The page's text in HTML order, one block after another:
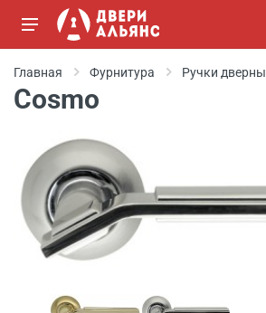
Главная Фурнитура Ручки
Cosmo